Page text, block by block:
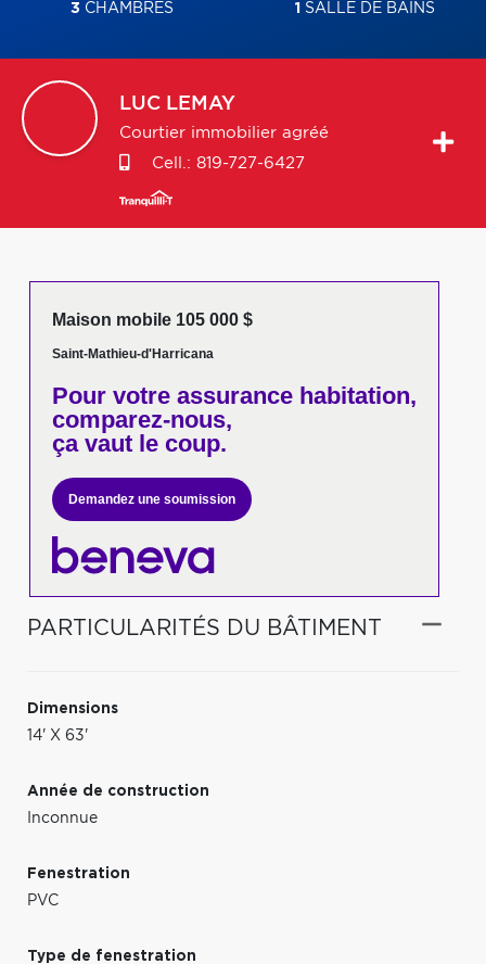
3 CHAMBRES 1 SALLE DE BAINS
LUC LEMAY
Courtier immobilier agréé
Cell.: 819-727-6427
Maison mobile 105 000 $
Saint-Mathieu-d'Harricana
Pour votreassurance habitation,
comparez-nous,
ça vaut le coup.
Demandez une soumission
PARTICULARITÉS DU BÂTIMENT
Dimensions
14' X 63'
Année de construction
Inconnue
Fenestration
PVC
Type de fenestration